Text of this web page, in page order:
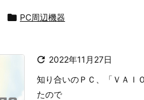
 PC周辺機器
 2022年11月27日
知り合いのＰＣ、「ＶＡＩ
たので